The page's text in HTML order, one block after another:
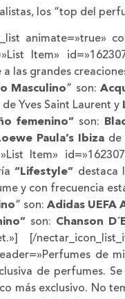
los “top del
animate=»true»
Item»
a las grandes
Masculino” son:
de Yves Saint Laurent y
femenino” son:
Paula’s Ibiza de
Item»
“Lifestyle” destaca
y con frecuencia
” son: Adidas UEFA
son: Chanson
[/
de
de perfumes.
más exclusivo. No